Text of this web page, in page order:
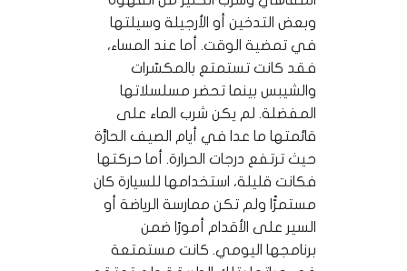
وبعض التدخين أو الأرجيلة وسيلتها
في تمضية الوقت. أما عند المساء،
فقد كانت تستمتع بالمكسّرات
والشيبس بينما تحضر مسلسلاتها
المفضلة. لم يكن شرب الماء على
قائمتها ما عدا في أيام الصيف الحارَّة
حيث ترتفع درجات الحرارة. أما حركتها
فكانت قليلة، استخدامها للسيارة كان
مستمرًّا ولم تكن ممارسة الرياضة أو
السير على الأقدام أمورًا ضمن
برنامجها اليومي. كانت مستمتعة